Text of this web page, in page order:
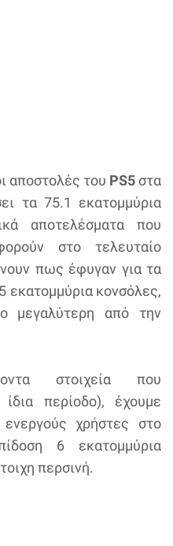
αποστολές του PS5στα
τα 75.1 εκατομμύρια
αποτελέσματα που
στο τελευταίο
πως έφυγαν για τα
εκατομμύρια κονσόλες,
μεγαλύτερη από την
στοιχεία που
περίοδο), έχουμε
χρήστες στο
6 εκατομμύρια
περσινή.